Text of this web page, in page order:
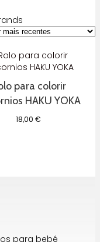
para colorir
HAKU YOKA
18,00 €
para bebé